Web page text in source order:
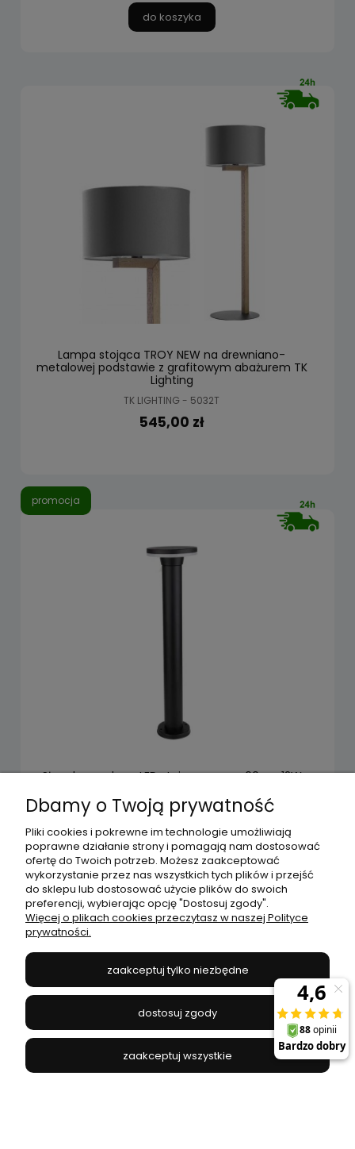
do koszyka
Lampa stojąca TROY NEW na drewniano-
metalowej podstawie z grafitowym abażurem TK
Lighting
TK LIGHTING - 5032T
545,00 zł
Słupek ogrodowy LED stojący czarny 60cm 12W
145,00 zł 200,00 zł
Najniższa cena:200,00 zł
do koszyka
promocja
Dbamy o Twoją prywatność
Pliki cookies i pokrewne im technologie umożliwiają
poprawne działanie strony i pomagają nam dostosować
ofertę do Twoich potrzeb. Możesz zaakceptować
wykorzystanie przez nas wszystkich tych plików i przejść
do sklepu lub dostosować użycie plików do swoich
preferencji, wybierając opcję "Dostosuj zgody".
Więcej o plikach cookies przeczytasz w naszej Polityce
prywatności.
zaakceptuj tylko niezbędne
dostosuj zgody
zaakceptuj wszystkie